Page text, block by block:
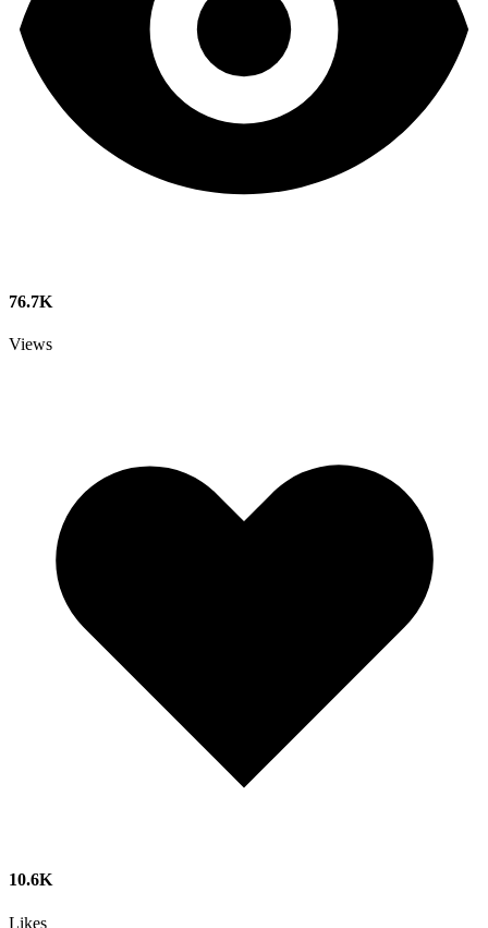
76.7K
Views
10.6K
Likes